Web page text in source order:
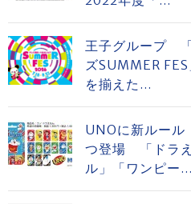
王子グループ
ズSUMMER
を揃えた...
UNOに新ルー
つ登場 「ドラ
ル」「ワンピー...